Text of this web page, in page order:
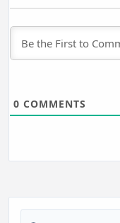
0 COMMENTS